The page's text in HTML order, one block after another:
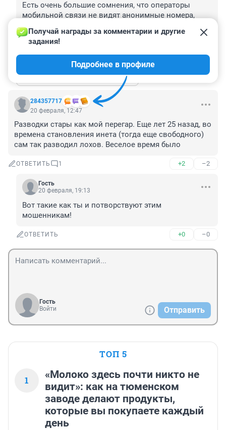
Есть очень большие сомнения, что операторы
мобильной связи не видят анонимные номера,
которые без остановки звонят по разным
регионам РФ.
ОТВЕТИТЬ +3 –1
Показать ещё 2 ответа
284357717
Получай награды за комментарии и другие
задания!
Подробнее в профиле
20 февраля, 12:47
Разводки стары как мой перегар. Еще лет 25 назад, во
времена становления инета (тогда еще свободного)
сам так разводил лохов. Веселое время было
ОТВЕТИТЬ 1 +2 –2
Гость
20 февраля, 19:13
Вот такие как ты и потворствуют этим
мошенникам!
ОТВЕТИТЬ +0 –0
Гость
Войти
Отправить
ТОП 5
1
«Молоко здесь почти никто не
видит»: как на тюменском
заводе делают продукты,
которые вы покупаете каждый
день